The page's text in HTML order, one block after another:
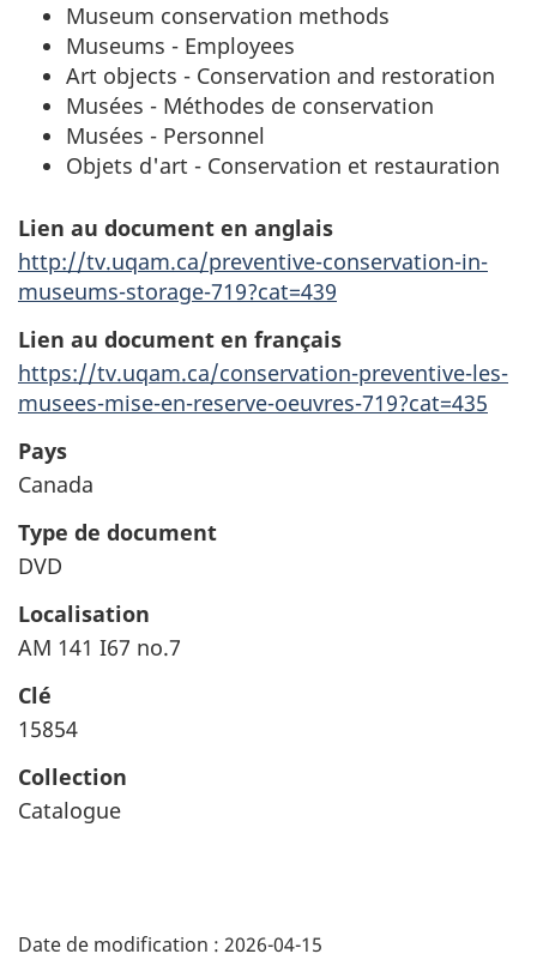
Museum conservation methods
Museums - Employees
Art objects - Conservation and restoration
Musées - Méthodes de conservation
Musées - Personnel
Objets d'art - Conservation et restauration
Lien au document en anglais
http://tv.uqam.ca/preventive-conservation-in-
museums-storage-719?cat=439
Lien au document en français
https://tv.uqam.ca/conservation-preventive-les-
musees-mise-en-reserve-oeuvres-719?cat=435
Pays
Canada
Type de document
DVD
Localisation
AM 141 I67 no.7
Clé
15854
Collection
Catalogue
Date de modification : 2026-04-15